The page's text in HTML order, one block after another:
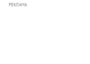
РЕКЛАМА